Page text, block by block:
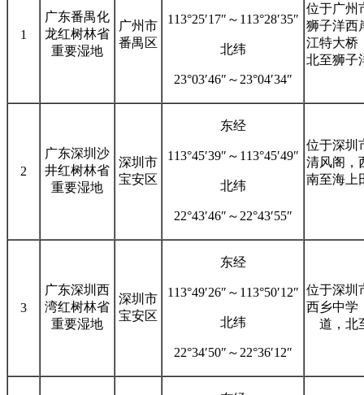
1
广东番禺化
龙红树林省
重要湿地
广州市
番禺区
113°25′17″～113°28′35″
北纬
23°03′46″～23°04′34″
位于广州
狮子洋西
江特大桥
北至狮子
2
广东深圳沙
井红树林省
重要湿地
深圳市
宝安区
东经
113°45′39″～113°45′49″
北纬
22°43′46″～22°43′55″
位于深圳
清风阁，
南至海上
3
广东深圳西
湾红树林省
重要湿地
深圳市
宝安区
东经
113°49′26″～113°50′12″
北纬
22°34′50″～22°36′12″
位于深圳
西乡中学
道，北